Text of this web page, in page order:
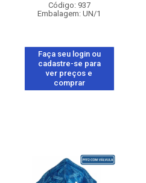
Código: 937
Embalagem: UN/1
Faça seu login ou
cadastre-se para
ver preços e
comprar